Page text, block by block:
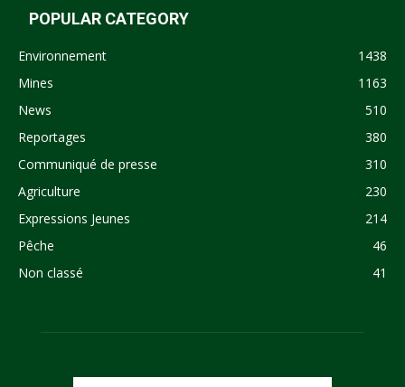
POPULAR CATEGORY
Environnement
1438
Mines
1163
News
510
Reportages
380
Communiqué de presse
310
Agriculture
230
Expressions Jeunes
214
Pêche
46
Non classé
41